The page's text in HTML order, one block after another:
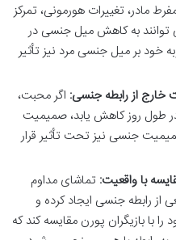
مادر، تغییرات هورمونی، تمرکز
توانند به کاهش میل جنسی در
خود بر میل جنسی مرد نیز تأثیر
خارج از رابطه جنسی: اگر محبت،
طول روز کاهش یابد، صمیمیت
جنسی نیز تحت تأثیر قرار
با واقعیت: تماشای مداوم
از رابطه جنسی ایجاد کرده و
با بازیگران پورن مقایسه کند که